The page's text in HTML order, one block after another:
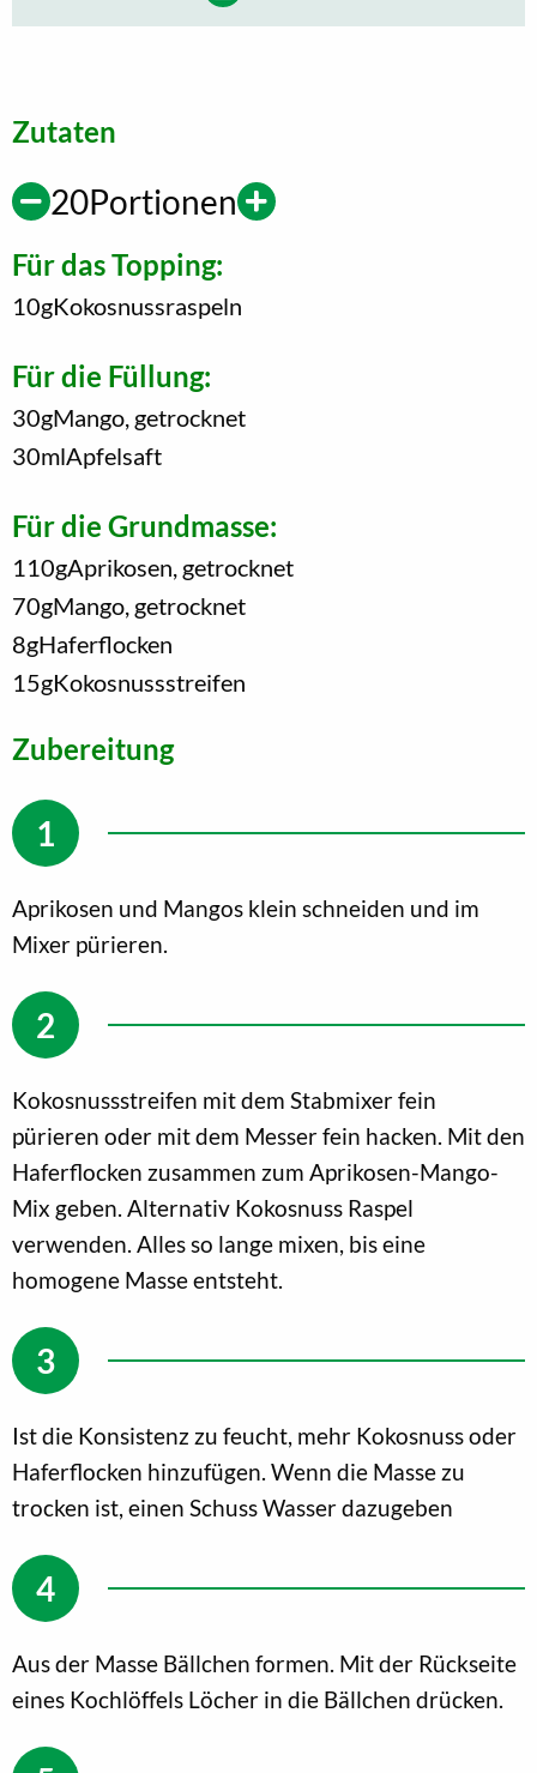
Zutaten
20Portionen
Für das Topping:
10gKokosnussraspeln
Für die Füllung:
30gMango, getrocknet
30mlApfelsaft
Für die Grundmasse:
110gAprikosen, getrocknet
70gMango, getrocknet
8gHaferflocken
15gKokosnussstreifen
Zubereitung
Aprikosen und Mangos klein schneiden und im
Mixer pürieren.
Kokosnussstreifen mit dem Stabmixer fein
pürieren oder mit dem Messer fein hacken. Mit den
Haferflocken zusammen zum Aprikosen-Mango-
Mix geben. Alternativ Kokosnuss Raspel
verwenden. Alles so lange mixen, bis eine
homogene Masse entsteht.
Ist die Konsistenz zu feucht, mehr Kokosnuss oder
Haferflocken hinzufügen. Wenn die Masse zu
trocken ist, einen Schuss Wasser dazugeben
Aus der Masse Bällchen formen. Mit der Rückseite
eines Kochlöffels Löcher in die Bällchen drücken.